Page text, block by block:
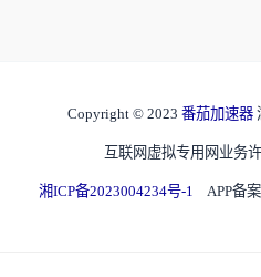
Copyright © 2023 番茄加速器
互联网虚拟专用网业务
湘ICP备2023004234号-1 APP备